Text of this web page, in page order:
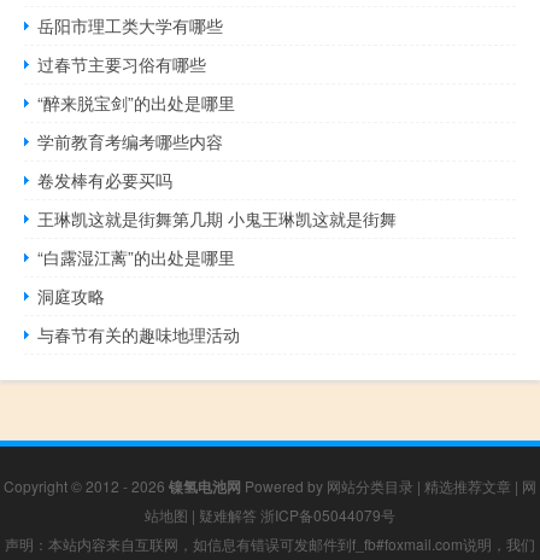
岳阳市理工类大学有哪些
过春节主要习俗有哪些
“醉来脱宝剑”的出处是哪里
学前教育考编考哪些内容
卷发棒有必要买吗
王琳凯这就是街舞第几期 小鬼王琳凯这就是街舞
“白露湿江蓠”的出处是哪里
洞庭攻略
与春节有关的趣味地理活动
Copyright © 2012 - 2026 镍氢电池网 Powered by 网站分类目录 | 精选推荐文章 | 网
站地图 | 疑难解答 浙ICP备05044079号
声明：本站内容来自互联网，如信息有错误可发邮件到f_fb#foxmail.com说明，我们